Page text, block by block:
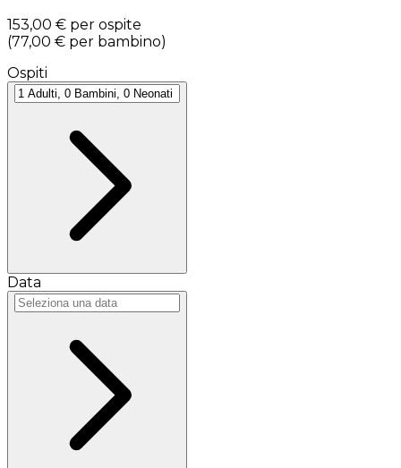
153,00 € per ospite
(77,00 € per bambino)
Ospiti
Data